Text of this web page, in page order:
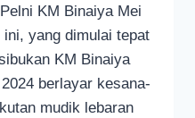
KM Binaiya Mei
yang dimulai tepat
KM Binaiya
berlayar kesana-
mudik lebaran